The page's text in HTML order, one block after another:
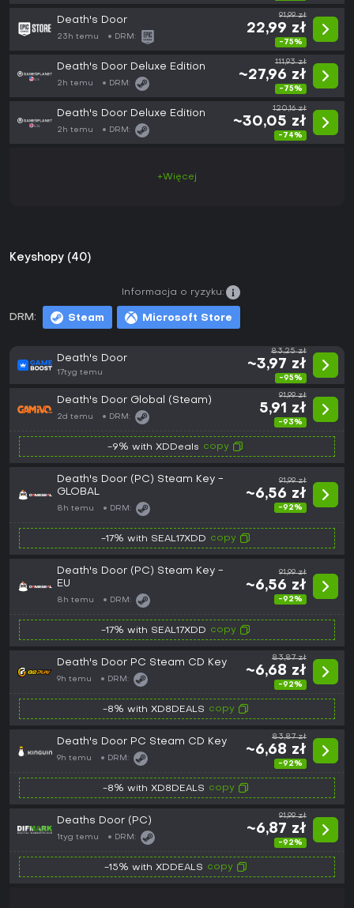
Death's Door
23h temu DRM:
91,99 zł
22,99 zł
-75%
Death's Door Deluxe Edition
2h temu DRM:
111,93 zł
~27,96 zł
-75%
Death's Door Deluxe Edition
2h temu DRM:
120,16 zł
~30,05 zł
-74%
+Więcej
Keyshopy (40)
DRM: Steam Microsoft Store
Informacja o ryzyku:
Death's Door
17tyg temu
83,25 zł
~3,97 zł
-95%
Death's Door Global (Steam)
2d temu DRM:
91,99 zł
5,91 zł
-93%
-9% with XDDeals copy
Death's Door (PC) Steam Key -
GLOBAL
8h temu DRM:
91,99 zł
~6,56 zł
-92%
-17% with SEAL17XDD copy
Death's Door (PC) Steam Key -
EU
8h temu DRM:
91,99 zł
~6,56 zł
-92%
-17% with SEAL17XDD copy
Death's Door PC Steam CD Key
9h temu DRM:
83,87 zł
~6,68 zł
-92%
-8% with XD8DEALS copy
Death's Door PC Steam CD Key
9h temu DRM:
83,87 zł
~6,68 zł
-92%
-8% with XD8DEALS copy
Deaths Door (PC)
1tyg temu DRM:
91,99 zł
~6,87 zł
-92%
-15% with XDDEALS copy